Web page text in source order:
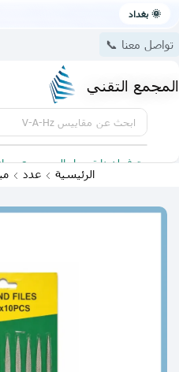
🌞 بغداد
تواصل معنا 📞
المجمع التقني
ابحث عن مقاييس V-A-Hz
يتوفر لدينا توصيل الى جميع
الرئيسية عدد